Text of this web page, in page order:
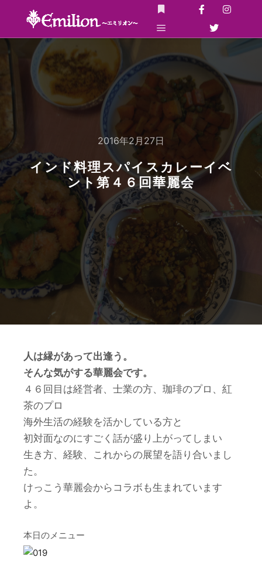
詳細
2016年2月27日
インド料理スパイスカレーイベ
ント第４６回華麗会
人は縁があって出逢う。
そんな気がする華麗会です。
４６回目は経営者、士業の方、珈琲のプロ、紅
茶のプロ
海外生活の経験を活かしている方と
初対面なのにすごく話が盛り上がってしまい
生き方、経験、これからの展望を語り合いまし
た。
けっこう華麗会からコラボも生まれています
よ。
本日のメニュー